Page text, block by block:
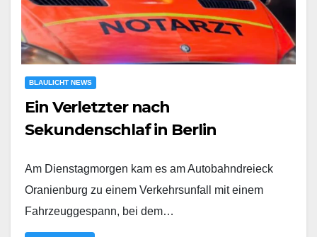
BLAULICHT NEWS
Ein Verletzter nach
Sekundenschlaf in Berlin
Am Dienstagmorgen kam es am Autobahndreieck
Oranienburg zu einem Verkehrsunfall mit einem
Fahrzeuggespann, bei dem…